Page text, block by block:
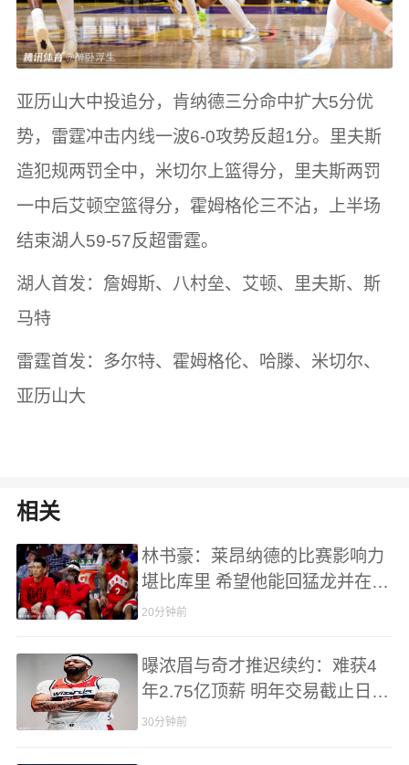
亚历山大中投追分，肯纳德三分命中扩大5分优
势，雷霆冲击内线一波6-0攻势反超1分。里夫斯
造犯规两罚全中，米切尔上篮得分，里夫斯两罚
一中后艾顿空篮得分，霍姆格伦三不沾，上半场
结束湖人59-57反超雷霆。
湖人首发：詹姆斯、八村垒、艾顿、里夫斯、斯
马特
雷霆首发：多尔特、霍姆格伦、哈滕、米切尔、
亚历山大
相关
林书豪：莱昂纳德的比赛影响力
堪比库里 希望他能回猛龙并在那
退役
20分钟前
曝浓眉与奇才推迟续约：难获4
年2.75亿顶薪 明年交易截止日成
关键
30分钟前